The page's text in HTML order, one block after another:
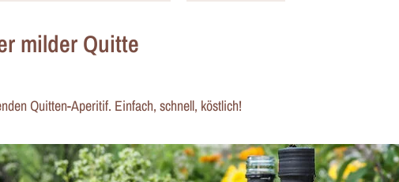
milder Quitte
Quitten-Aperitif. Einfach, schnell, köstlich!